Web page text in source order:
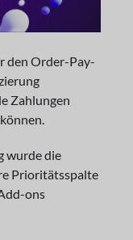
den Order-Pay-
Zahlungen
wurde die
Prioritätsspalte
ons